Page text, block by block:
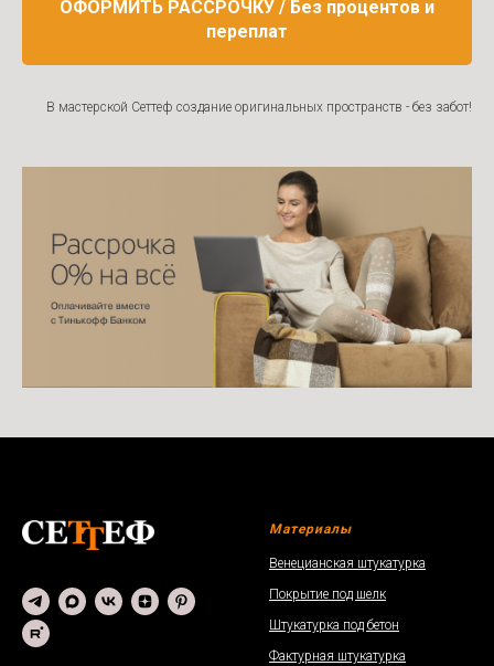
ОФОРМИТЬ РАССРОЧКУ / Без процентов и
переплат
В мастерской Сеттеф создание оригинальных пространств - без забот!
Материалы
Венецианская штукатурка
Покрытие под шелк
Штукатурка под бетон
Фактурная штукатурка